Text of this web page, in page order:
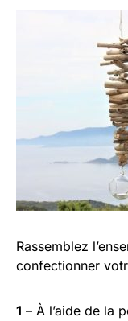
Rassemblez
confectionner
1 – À l’aide de la